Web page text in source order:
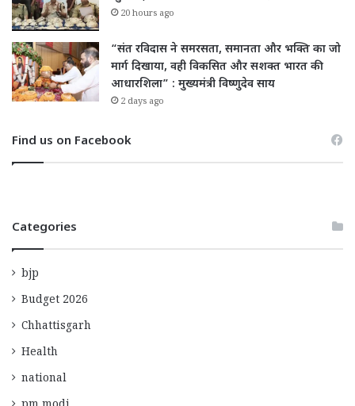
20 hours ago
“संत रविदास ने समरसता, समानता और भक्ति का जो
मार्ग दिखाया, वही विकसित और सशक्त भारत की
आधारशिला” : मुख्यमंत्री विष्णुदेव साय
2 days ago
Find us on Facebook
Categories
bjp
Budget 2026
Chhattisgarh
Health
national